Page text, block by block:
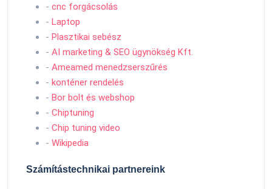
- cnc forgácsolás
- Laptop
- Plasztikai sebész
- AI marketing & SEO ügynökség Kft.
- Ameamed menedzserszűrés
- konténer rendelés
- Bor bolt és webshop
- Chiptuning
- Chip tuning video
- Wikipedia
Számítástechnikai partnereink